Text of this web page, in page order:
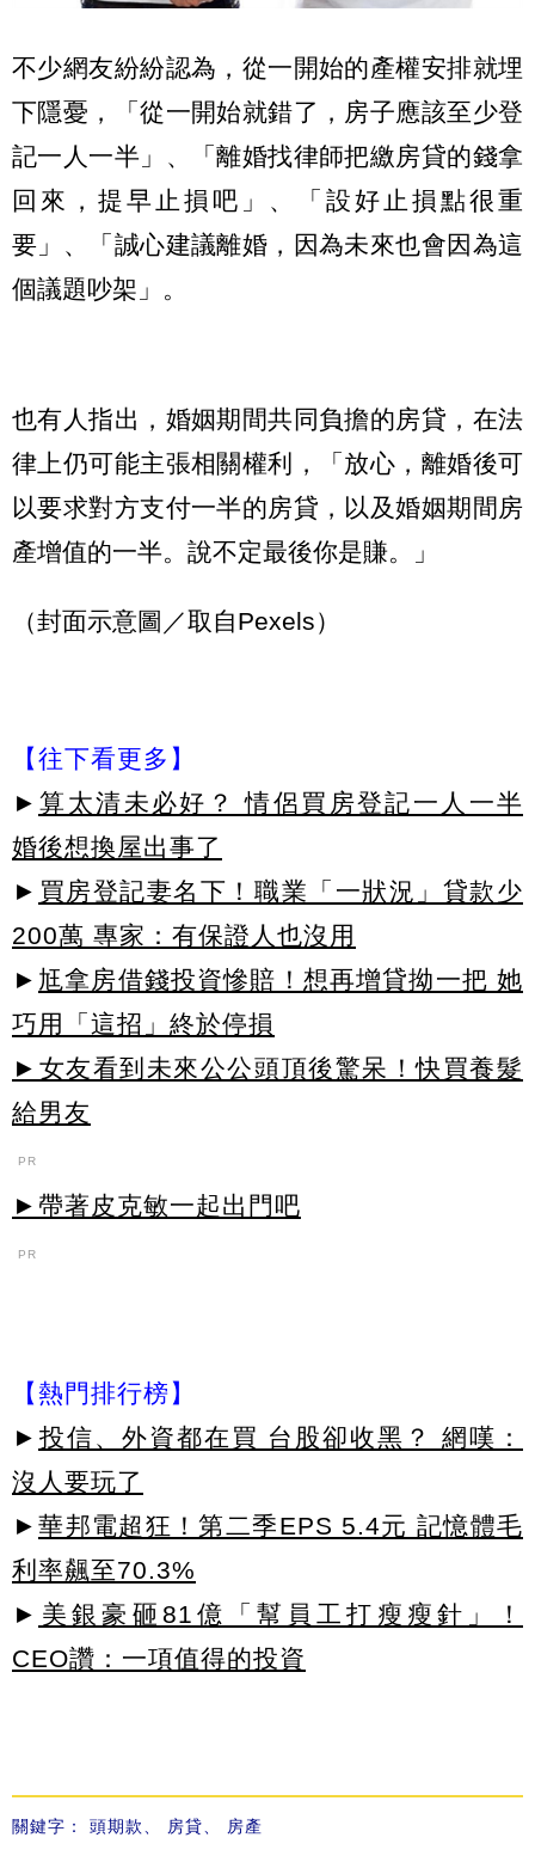
不少網友紛紛認為，從一開始的產權安排就埋
下隱憂，「從一開始就錯了，房子應該至少登
記一人一半」、「離婚找律師把繳房貸的錢拿
回來，提早止損吧」、「設好止損點很重
要」、「誠心建議離婚，因為未來也會因為這
個議題吵架」。
也有人指出，婚姻期間共同負擔的房貸，在法
律上仍可能主張相關權利，「放心，離婚後可
以要求對方支付一半的房貸，以及婚姻期間房
產增值的一半。說不定最後你是賺。」
（封面示意圖／取自Pexels）
【往下看更多】
► 算太清未必好？ 情侶買房登記一人一半
婚後想換屋出事了
► 買房登記妻名下！職業「一狀況」貸款少
200萬 專家：有保證人也沒用
► 尪拿房借錢投資慘賠！想再增貸拗一把 她
巧用「這招」終於停損
►女友看到未來公公頭頂後驚呆！快買養髮
給男友
PR
►帶著皮克敏一起出門吧
PR
【熱門排行榜】
► 投信、外資都在買 台股卻收黑？ 網嘆：
沒人要玩了
► 華邦電超狂！第二季EPS 5.4元 記憶體毛
利率飆至70.3%
► 美銀豪砸81億「幫員工打瘦瘦針」！
CEO讚：一項值得的投資
關鍵字： 頭期款 房貸 房產